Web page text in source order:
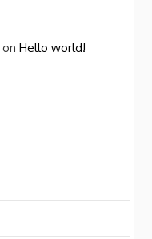
onHello world!